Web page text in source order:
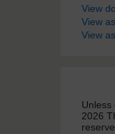
View
View
View
2026